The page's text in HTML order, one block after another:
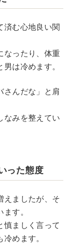
済む心地良い関
なったり、体重
は冷めます。
さんだな」と肩
なみを整えてい
った態度
えましたが、そ
す。
慎ましく言って
めます。